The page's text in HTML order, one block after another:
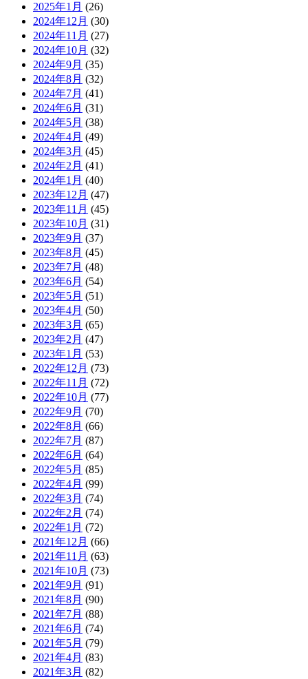
2025年1月 (26)
2024年12月 (30)
2024年11月 (27)
2024年10月 (32)
2024年9月 (35)
2024年8月 (32)
2024年7月 (41)
2024年6月 (31)
2024年5月 (38)
2024年4月 (49)
2024年3月 (45)
2024年2月 (41)
2024年1月 (40)
2023年12月 (47)
2023年11月 (45)
2023年10月 (31)
2023年9月 (37)
2023年8月 (45)
2023年7月 (48)
2023年6月 (54)
2023年5月 (51)
2023年4月 (50)
2023年3月 (65)
2023年2月 (47)
2023年1月 (53)
2022年12月 (73)
2022年11月 (72)
2022年10月 (77)
2022年9月 (70)
2022年8月 (66)
2022年7月 (87)
2022年6月 (64)
2022年5月 (85)
2022年4月 (99)
2022年3月 (74)
2022年2月 (74)
2022年1月 (72)
2021年12月 (66)
2021年11月 (63)
2021年10月 (73)
2021年9月 (91)
2021年8月 (90)
2021年7月 (88)
2021年6月 (74)
2021年5月 (79)
2021年4月 (83)
2021年3月 (82)